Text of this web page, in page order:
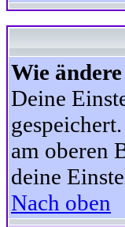
Wie
Deine
am oberen
deine
Nach oben